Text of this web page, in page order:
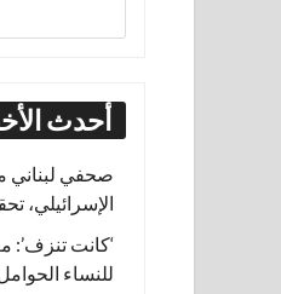
أحدث
صحفي لبناني
الإسرائيلي،
‘كانت تنزف’:
للنساء